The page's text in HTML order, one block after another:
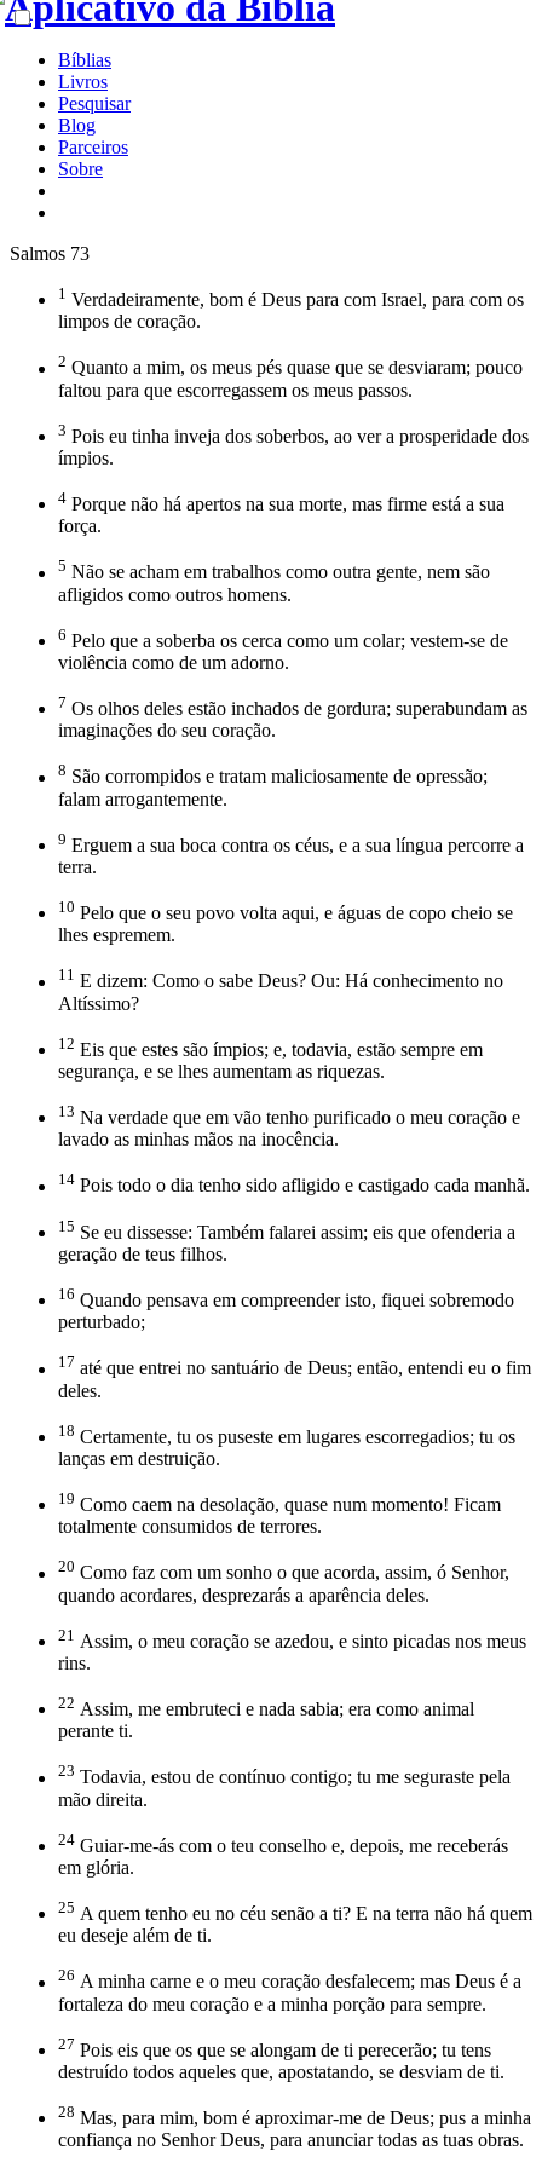
Bíblias
Livros
Pesquisar
Blog
Parceiros
Sobre
Salmos 73
1 Verdadeiramente, bom é Deus para com Israel, para com os
limpos de coração.
2 Quanto a mim, os meus pés quase que se desviaram; pouco
faltou para que escorregassem os meus passos.
3 Pois eu tinha inveja dos soberbos, ao ver a prosperidade dos
ímpios.
4 Porque não há apertos na sua morte, mas firme está a sua
força.
5 Não se acham em trabalhos como outra gente, nem são
afligidos como outros homens.
6 Pelo que a soberba os cerca como um colar; vestem-se de
violência como de um adorno.
7 Os olhos deles estão inchados de gordura; superabundam as
imaginações do seu coração.
8 São corrompidos e tratam maliciosamente de opressão;
falam arrogantemente.
9 Erguem a sua boca contra os céus, e a sua língua percorre a
terra.
10 Pelo que o seu povo volta aqui, e águas de copo cheio se
lhes espremem.
11 E dizem: Como o sabe Deus? Ou: Há conhecimento no
Altíssimo?
12 Eis que estes são ímpios; e, todavia, estão sempre em
segurança, e se lhes aumentam as riquezas.
13 Na verdade que em vão tenho purificado o meu coração e
lavado as minhas mãos na inocência.
14 Pois todo o dia tenho sido afligido e castigado cada manhã.
15 Se eu dissesse: Também falarei assim; eis que ofenderia a
geração de teus filhos.
16 Quando pensava em compreender isto, fiquei sobremodo
perturbado;
17 até que entrei no santuário de Deus; então, entendi eu o fim
deles.
18 Certamente, tu os puseste em lugares escorregadios; tu os
lanças em destruição.
19 Como caem na desolação, quase num momento! Ficam
totalmente consumidos de terrores.
20 Como faz com um sonho o que acorda, assim, ó Senhor,
quando acordares, desprezarás a aparência deles.
21 Assim, o meu coração se azedou, e sinto picadas nos meus
rins.
22 Assim, me embruteci e nada sabia; era como animal
perante ti.
23 Todavia, estou de contínuo contigo; tu me seguraste pela
mão direita.
24 Guiar-me-ás com o teu conselho e, depois, me receberás
em glória.
25 A quem tenho eu no céu senão a ti? E na terra não há quem
eu deseje além de ti.
26 A minha carne e o meu coração desfalecem; mas Deus é a
fortaleza do meu coração e a minha porção para sempre.
27 Pois eis que os que se alongam de ti perecerão; tu tens
destruído todos aqueles que, apostatando, se desviam de ti.
28 Mas, para mim, bom é aproximar-me de Deus; pus a minha
confiança no Senhor Deus, para anunciar todas as tuas obras.